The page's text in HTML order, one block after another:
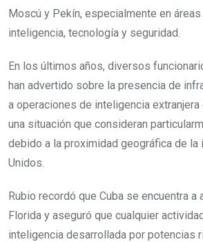
Moscú y Pekín, especialmente en
inteligencia, tecnología y seguridad.
En los últimos años, diversos
han advertido sobre la presencia de
a operaciones de inteligencia extranjera
una situación que consideran
debido a la proximidad geográfica de la
Unidos.
Rubio recordó que Cuba se encuentra a
Florida y aseguró que cualquier
inteligencia desarrollada por potencias